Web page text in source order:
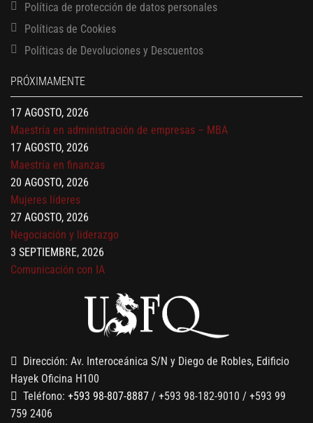
Política de protección de datos personales
Políticas de Cookies
Políticas de Devoluciones y Descuentos
PRÓXIMAMENTE
13 AGOSTO, 2026
Finanzas para no financieros
Gerencia de empresas familiares
Maestría en administración de empresas – MBA
17 AGOSTO, 2026
Maestría en finanzas
20 AGOSTO, 2026
Mujeres líderes
27 AGOSTO, 2026
Negociación y liderazgo
3 SEPTIEMBRE, 2026
Comunicación con IA
7 SEPTIEMBRE, 2026
Gobernanza de datos
Finanzas para no financieros
Dirección: Av. Interoceánica S/N y Diego de Robles, Edificio
Hayek Oficina H100
Teléfono: +593 98-807-8887 / +593 98-182-9010 / +593 99
759 2406